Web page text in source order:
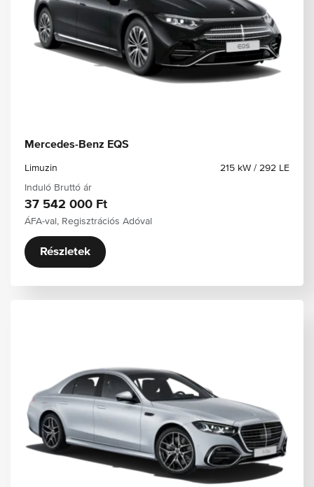
Mercedes-Benz EQS
Limuzin
215 kW / 292 LE
Induló Bruttó ár
37 542 000 Ft
ÁFA-val, Regisztrációs Adóval
Részletek